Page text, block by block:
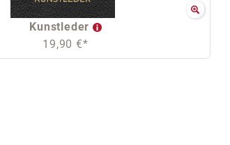
Kunstleder
19,90 €*